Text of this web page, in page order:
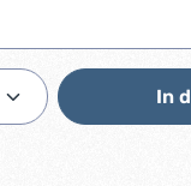
Gib den In